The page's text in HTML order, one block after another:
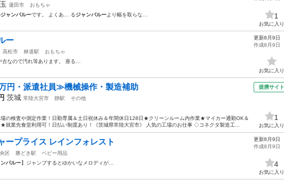
蓮田市
おもちゃ
ジャンパルーです。 よくあ… るジャンパルーより幅を取らな… 1
お気に入り
ー
高松市 林道駅
おもちゃ
古なので汚れ等あります。 座る…
更新8月9日
作成8月9日
お気に入り
円・派遣社員≫機械操作・製造補助
茨城 常陸大宮市 静駅 その他
場の検査や測定作業！日勤専属＆土日祝休み＆年間休日128日★クリーンルーム内作業★マイカー通勤OK＆
就業先食堂利用可！日払い制度あり！《茨城県常陸大宮市》 人気の工場のお仕事 ◇コネクタ製造工...
提携サイト
1
お気に入り
ープライス レインフォレスト
区 勝どき駅
ベビー用品
パルー】ジャンプするとゆかいなメロディが…
更新8月9日
作成8月9日
4
お気に入り